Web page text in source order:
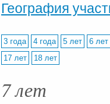
География
3 года 4 года 5 лет
6 лет
17 лет
18 лет
7 лет